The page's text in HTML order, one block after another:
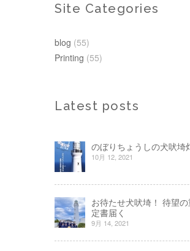
Site Categories
blog (55)
Printing (55)
Latest posts
のぼりちょうしの犬吠埼
10月 12, 2021
お待たせ犬吠埼！ 待望
定書届く
9月 14, 2021